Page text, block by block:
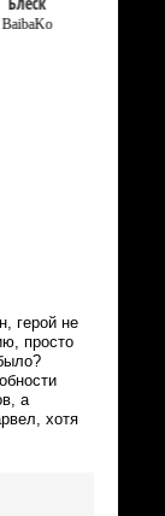
герой не
просто
а
хотя